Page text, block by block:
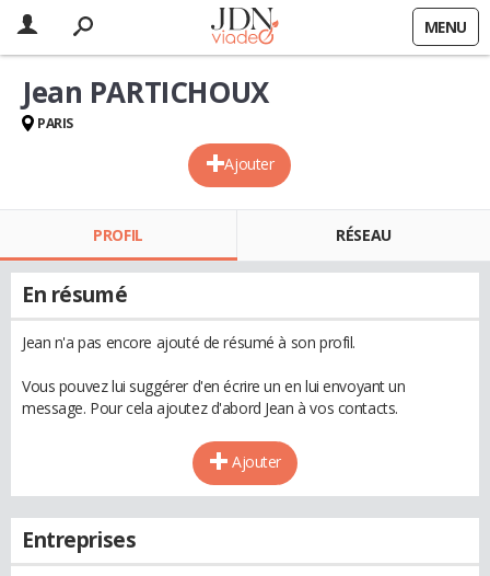
MENU
Ajouter
Jean PARTICHOUX
PARIS
PROFIL RÉSEAU
En résumé
Jean n'a pas encore ajouté de résumé à son profil.
Vous pouvez lui suggérer d'en écrire un en lui envoyant un
message. Pour cela ajoutez d'abord Jean à vos contacts.
Ajouter
Entreprises